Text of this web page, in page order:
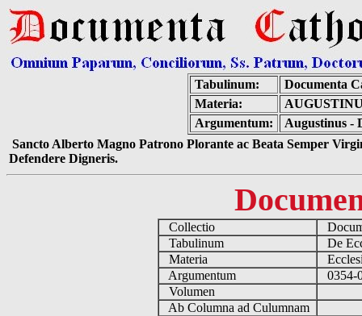
Tabulinum:
Documenta
Materia:
Argumentum:
Augustinus -
Sancto Alberto Magno Patrono Plorante ac Beata Semper
Defendere Digneris.
Collectio
Tabulinum
De
Materia
Argumentum
0354-
Volumen
Ab Columna ad Culumnam